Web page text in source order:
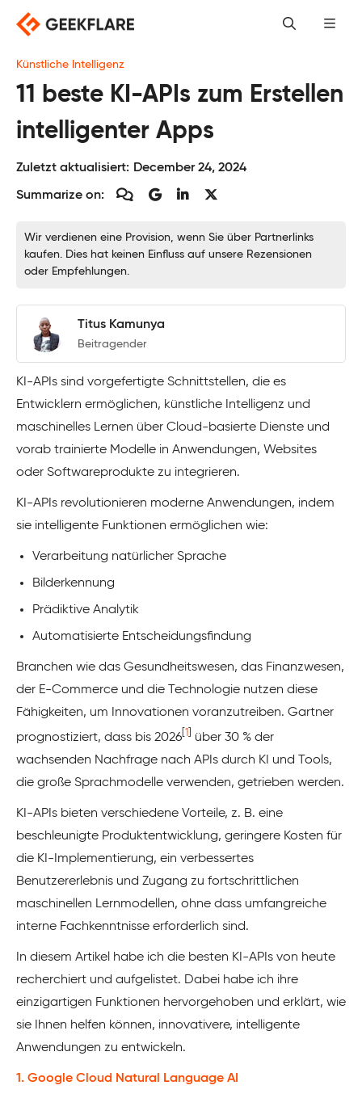
Skip
content
Künstliche Intelligenz
11 beste KI-APIs zum Erstellen
intelligenter Apps
Zuletzt aktualisiert: December 24, 2024
Summarize on:
Wir verdienen eine Provision, wenn Sie über Partnerlinks
kaufen. Dies hat keinen Einfluss auf unsere Rezensionen
oder Empfehlungen.
Titus Kamunya
Beitragender
KI-APIs sind vorgefertigte Schnittstellen, die es
Entwicklern ermöglichen, künstliche Intelligenz und
maschinelles Lernen über Cloud-basierte Dienste und
vorab trainierte Modelle in Anwendungen, Websites
oder Softwareprodukte zu integrieren.
KI-APIs revolutionieren moderne Anwendungen, indem
sie intelligente Funktionen ermöglichen wie:
Verarbeitung natürlicher Sprache
Bilderkennung
Prädiktive Analytik
Automatisierte Entscheidungsfindung
Branchen wie das Gesundheitswesen, das Finanzwesen,
der E-Commerce und die Technologie nutzen diese
Fähigkeiten, um Innovationen voranzutreiben. Gartner
prognostiziert, dass bis 2026 1
über 30 % der
wachsenden Nachfrage nach APIs durch KI und Tools,
die große Sprachmodelle verwenden, getrieben werden.
KI-APIs bieten verschiedene Vorteile, z. B. eine
beschleunigte Produktentwicklung, geringere Kosten für
die KI-Implementierung, ein verbessertes
Benutzererlebnis und Zugang zu fortschrittlichen
maschinellen Lernmodellen, ohne dass umfangreiche
interne Fachkenntnisse erforderlich sind.
In diesem Artikel habe ich die besten KI-APIs von heute
recherchiert und aufgelistet. Dabei habe ich ihre
einzigartigen Funktionen hervorgehoben und erklärt, wie
sie Ihnen helfen können, innovativere, intelligente
Anwendungen zu entwickeln.
1. Google Cloud Natural Language AI